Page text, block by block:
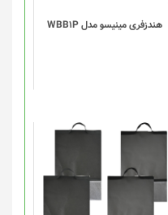
هندزفری مینیسو مدل WBB1P
دارای
انواع